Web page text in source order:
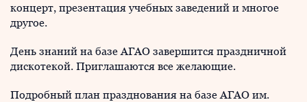
концерт, презентация учебных заведений и многое
другое.
День знаний на базе АГАО завершится праздничной
дискотекой. Приглашаются все желающие.
Подробный план празднования на базе АГАО им.